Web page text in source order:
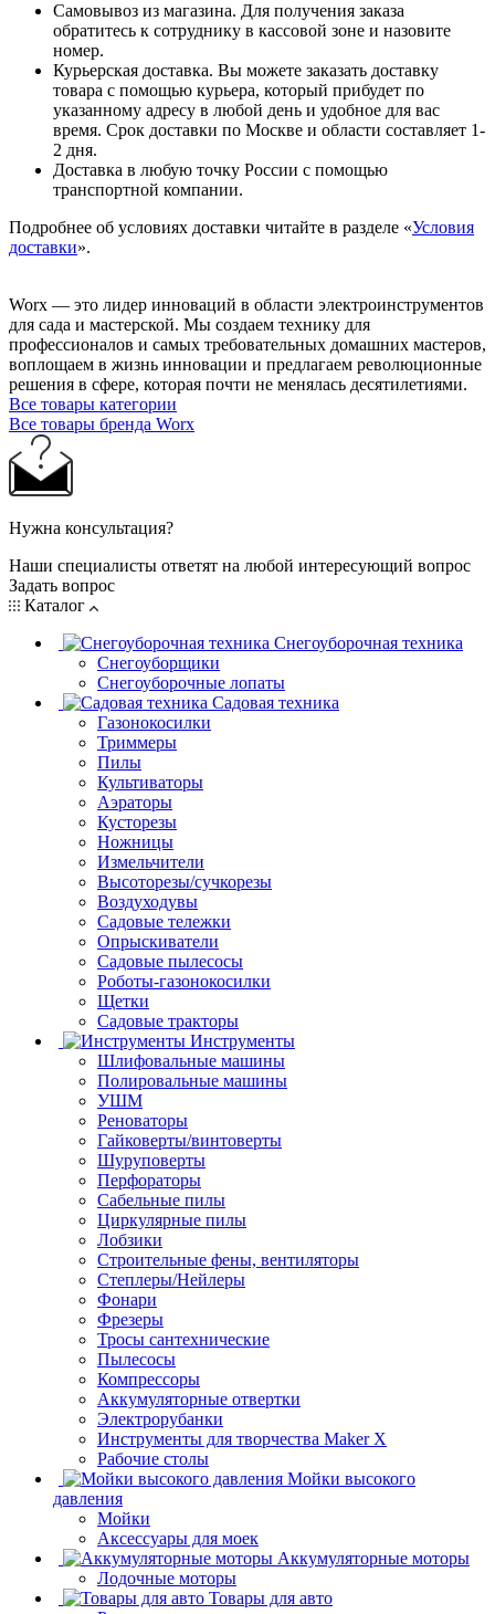
Самовывоз из магазина. Для получения заказа
обратитесь к сотруднику в кассовой зоне и назовите
номер.
Курьерская доставка. Вы можете заказать доставку
товара с помощью курьера, который прибудет по
указанному адресу в любой день и удобное для вас
время. Срок доставки по Москве и области составляет 1-
2 дня.
Доставка в любую точку России с помощью
транспортной компании.
Подробнее об условиях доставки читайте в разделе «Условия
доставки».
Worx — это лидер инноваций в области электроинструментов
для сада и мастерcкой. Мы создаем технику для
профессионалов и самых требовательных домашних мастеров,
воплощаем в жизнь инновации и предлагаем революционные
решения в сфере, которая почти не менялась десятилетиями.
Все товары категории
Все товары бренда Worx
Нужна консультация?
Наши специалисты ответят на любой интересующий вопрос
Задать вопрос
Каталог
Снегоуборочная техника
Снегоуборщики
Снегоуборочные лопаты
Садовая техника
Газонокосилки
Триммеры
Пилы
Культиваторы
Аэраторы
Кусторезы
Ножницы
Измельчители
Высоторезы/сучкорезы
Воздуходувы
Садовые тележки
Опрыскиватели
Садовые пылесосы
Роботы-газонокосилки
Щетки
Садовые тракторы
Инструменты
Шлифовальные машины
Полировальные машины
УШМ
Реноваторы
Гайковерты/винтоверты
Шуруповерты
Перфораторы
Сабельные пилы
Циркулярные пилы
Лобзики
Строительные фены, вентиляторы
Степлеры/Нейлеры
Фонари
Фрезеры
Тросы сантехнические
Пылесосы
Компрессоры
Аккумуляторные отвертки
Электрорубанки
Инструменты для творчества Maker X
Рабочие столы
Мойки высокого
давления
Мойки
Аксессуары для моек
Аккумуляторные моторы
Лодочные моторы
Товары для авто